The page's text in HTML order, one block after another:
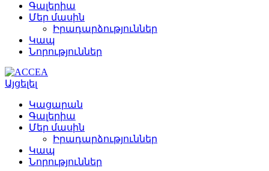
Գալերիա
Մեր մասին
Իրադարձություններ
Կապ
Նորություններ
Այցելել
Կացարան
Գալերիա
Մեր մասին
Իրադարձություններ
Կապ
Նորություններ